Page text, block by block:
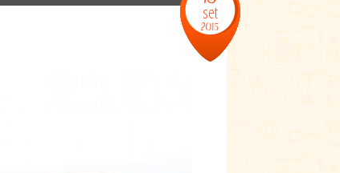
set
2015